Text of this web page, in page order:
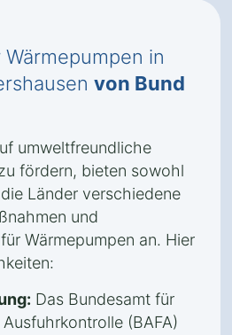
in
von Bund
umweltfreundliche
fördern, bieten sowohl
Länder verschiedene
und
Wärmepumpen an. Hier
Das Bundesamt für
(BAFA)